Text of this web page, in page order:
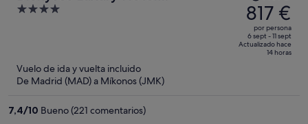
Mykonos
4
precio
era
de
1401 €,
817 €
por persona
6 sept - 11 sept
Actualizado hace
14 horas
Vuelo de ida y vuelta incluido
De Madrid (MAD) a Míkonos (JMK)
7,4/10 Bueno (221 comentarios)